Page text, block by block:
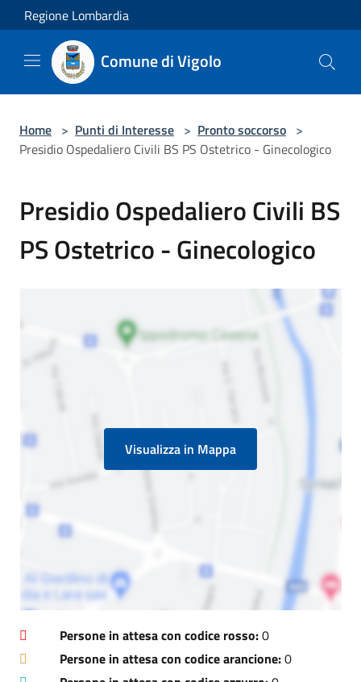
Salta al contenuto principale
Regione Lombardia
Comune di Vigolo
Home > Punti di Interesse > Pronto soccorso >
Presidio Ospedaliero Civili BS PS Ostetrico - Ginecologico
Presidio Ospedaliero Civili BS
PS Ostetrico - Ginecologico
Visualizza in Mappa
Persone in attesa con codice rosso:0
Persone in attesa con codice arancione:0